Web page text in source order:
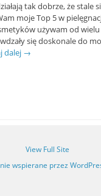
tak dobrze, że stale
moje Top 5 w
używam od
się doskonale do
dalej →
View Full Site
wspierane przez